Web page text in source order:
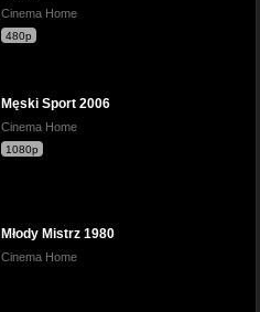
Cinema Home
480p
Męski Sport 2006
Cinema Home
1080p
Młody Mistrz 1980
Cinema Home